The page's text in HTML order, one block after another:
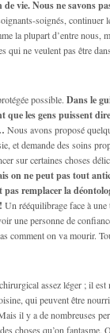
vie. Nous ne savons
soignés, continuer
la plupart d’entre nous,
qui ne veulent pas être
possible. Dans le
que les gens puissent
Nous avons proposé
et demande des soins
sur certaines choses
on ne peut pas tout
remplacer la
Un rééquilibrage face à une
une personne de
comment on va mourir.
assez léger ; il
qui peuvent être
il y a de nombreuses
choses qu’on fantasme.